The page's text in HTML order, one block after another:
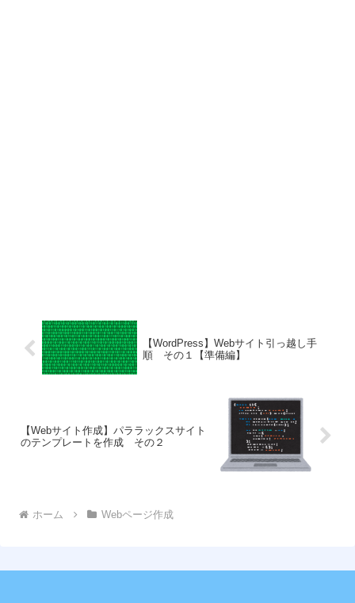
【WordPress】Webサイト引っ越し手
順 その１【準備編】
【Webサイト作成】パララックスサイト
のテンプレートを作成 その２
ホーム Webページ作成